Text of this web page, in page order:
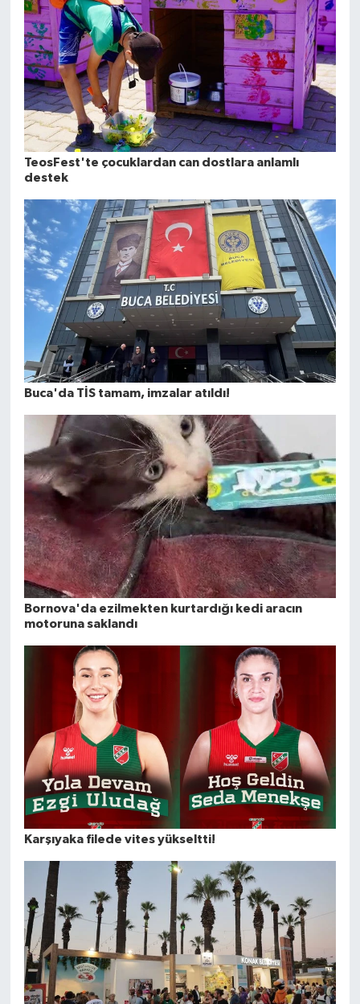
TeosFest'te çocuklardan can dostlara anlamlı
destek
Buca'da TİS tamam, imzalar atıldı!
Bornova'da ezilmekten kurtardığı kedi aracın
motoruna saklandı
Karşıyaka filede vites yükseltti!